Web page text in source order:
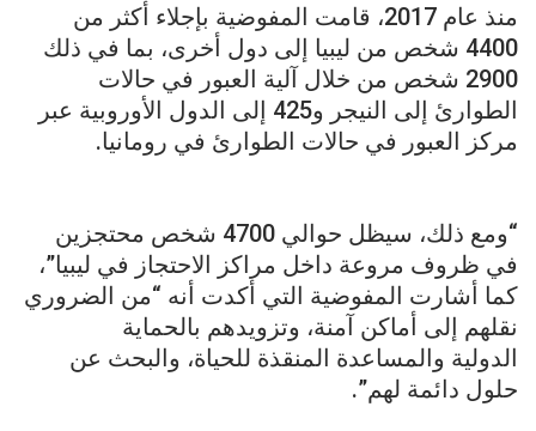
منذ عام 2017، قامت المفوضية بإجلاء أكثر من
4400 شخص من ليبيا إلى دول أخرى، بما في ذلك
2900 شخص من خلال آلية العبور في حالات
الطوارئ إلى النيجر و425 إلى الدول الأوروبية عبر
مركز العبور في حالات الطوارئ في رومانيا.
“ومع ذلك، سيظل حوالي 4700 شخص محتجزين
في ظروف مروعة داخل مراكز الاحتجاز في ليبيا”،
كما أشارت المفوضية التي أكدت أنه “من الضروري
نقلهم إلى أماكن آمنة، وتزويدهم بالحماية
الدولية والمساعدة المنقذة للحياة، والبحث عن
حلول دائمة لهم”.